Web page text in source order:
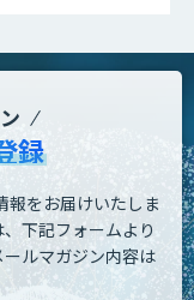
録
報をお届けいたしま
下記フォームより
ルマガジン内容は